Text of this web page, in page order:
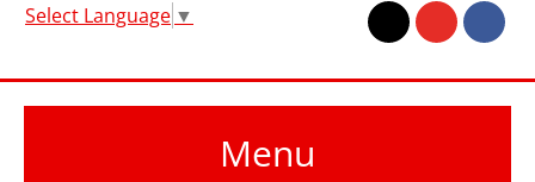
Select Language ▼
Menu